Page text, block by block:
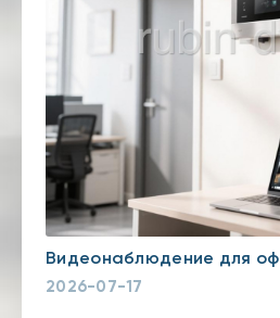
Видеонаблюдение для
2026-07-17